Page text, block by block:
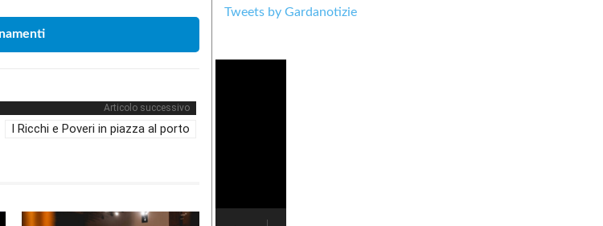
Articolo successivo
I Ricchi e Poveri in piazza al porto
Tweets by Gardanotizie